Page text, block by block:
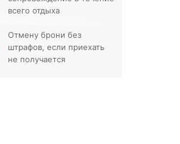
всего отдыха
Отмену брони без
штрафов, если приехать
не получается